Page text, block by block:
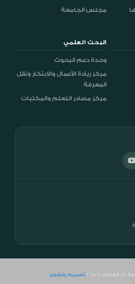
مجلس الجامعة
البحث العلمي
وحدة دعم البحوث
مركز ريادة الأعمال والابتكار ونقل
المعرفة
مركز مصادر التعلم والمكتبات
العلوم © 2015 تصميم وتطوير